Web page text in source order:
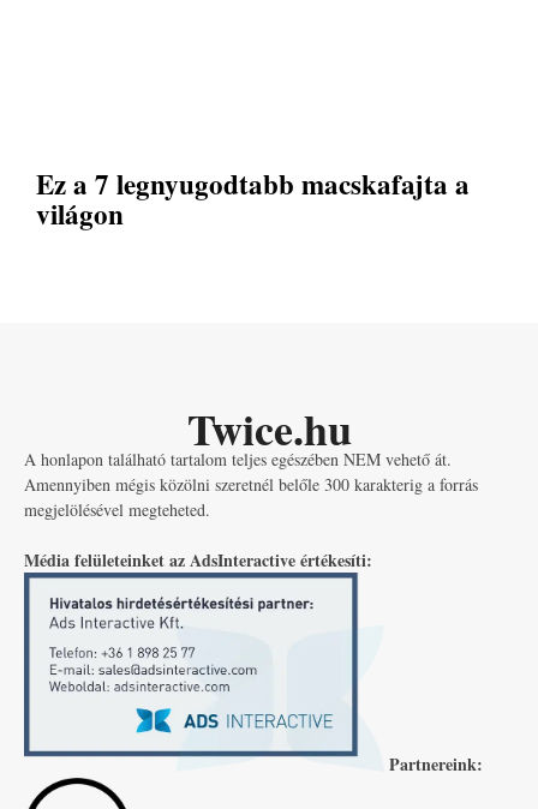
Ez a 7 legnyugodtabb macskafajta a
világon
Twice.hu
A honlapon található tartalom teljes egészében NEM vehető át.
Amennyiben mégis közölni szeretnél belőle 300 karakterig a forrás
megjelölésével megteheted.
Média felületeinket az AdsInteractive értékesíti:
Partnereink: